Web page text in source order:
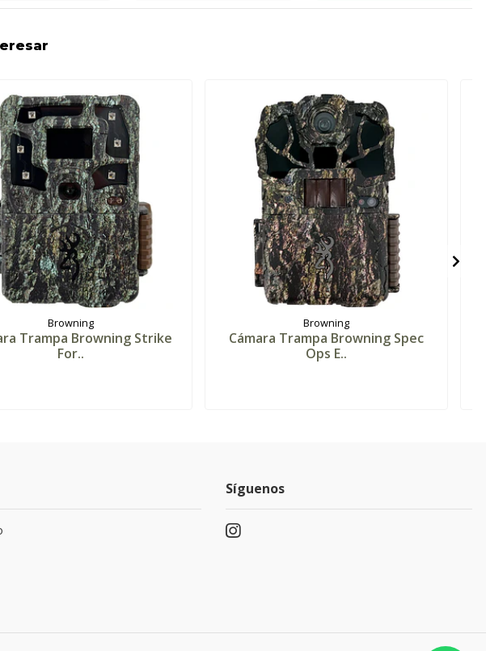
Browning
Trampa Browning Strike
For..
Browning
Cámara Trampa Browning Spec
Ops E..
Síguenos